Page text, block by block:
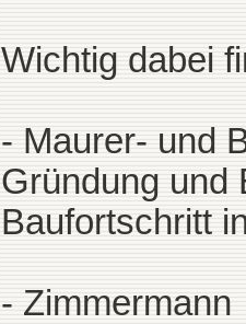
Wichtig dabei
- Maurer- und
Gründung und
Baufortschritt
- Zimmermann